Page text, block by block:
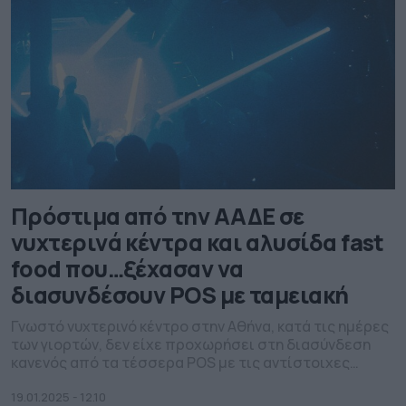
Πρόστιμα από την ΑΑΔΕ σε
νυχτερινά κέντρα και αλυσίδα fast
food που…ξέχασαν να
διασυνδέσουν POS με ταμειακή
19.01.2025 - 12.10